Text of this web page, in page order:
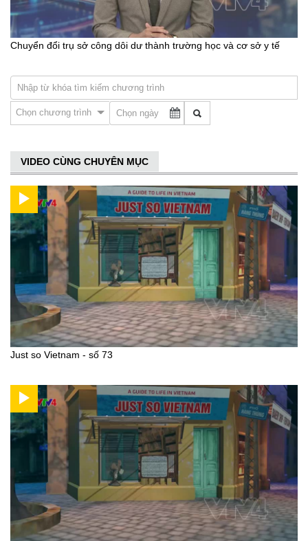
Chuyển đổi trụ sở công dôi dư thành trường học và cơ sở y tế
Chọn chương trình
VIDEO CÙNG CHUYÊN MỤC
Just so Vietnam - số 73